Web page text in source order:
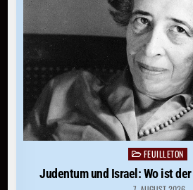
Posted
in
FEUILLETON
Judentum und Israel: Wo ist